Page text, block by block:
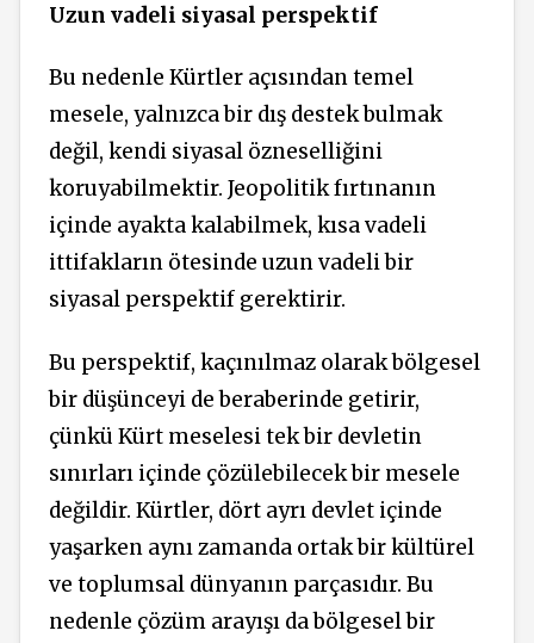
Uzun vadeli siyasal perspektif
Bu nedenle Kürtler açısından temel
mesele, yalnızca bir dış destek bulmak
değil, kendi siyasal özneselliğini
koruyabilmektir. Jeopolitik fırtınanın
içinde ayakta kalabilmek, kısa vadeli
ittifakların ötesinde uzun vadeli bir
siyasal perspektif gerektirir.
Bu perspektif, kaçınılmaz olarak bölgesel
bir düşünceyi de beraberinde getirir,
çünkü Kürt meselesi tek bir devletin
sınırları içinde çözülebilecek bir mesele
değildir. Kürtler, dört ayrı devlet içinde
yaşarken aynı zamanda ortak bir kültürel
ve toplumsal dünyanın parçasıdır. Bu
nedenle çözüm arayışı da bölgesel bir